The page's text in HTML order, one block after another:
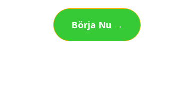
Börja Nu →